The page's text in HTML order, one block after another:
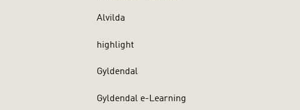
Alvilda
highlight
Gyldendal
Gyldendal e-Learning